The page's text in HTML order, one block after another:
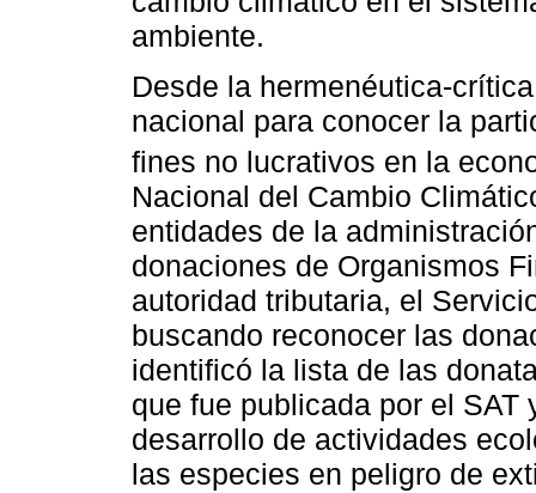
ambiente.
Desde la hermenéutica-
nacional para conocer la
fines no lucrativos en la
Nacional del Cambio
entidades de la
donaciones de Organismos
autoridad tributaria, el
buscando reconocer las
identificó la lista de las
que fue publicada por el
desarrollo de actividades
las especies en peligro de